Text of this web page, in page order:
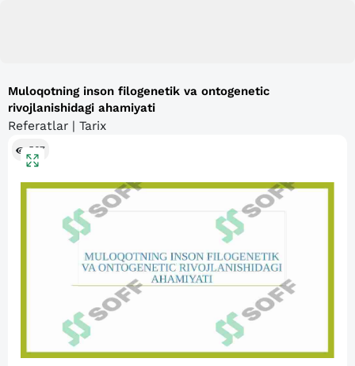
Muloqotning inson filogenetik va ontogenetic
rivojlanishidagi ahamiyati
Referatlar | Tarix
567